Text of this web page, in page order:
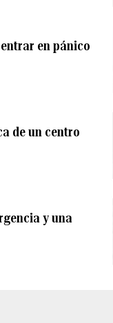
en pánico
de un centro
y una